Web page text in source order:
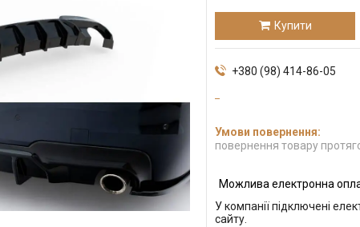
Купити
+380 (98) 414-86-05
повернення товару
У компанії підключені
сайту.